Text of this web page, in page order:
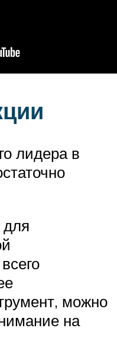
лидера в
для
можно
на